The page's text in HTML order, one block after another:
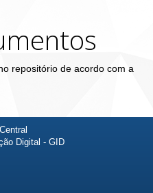
repositório de acordo com a
Digital - GID